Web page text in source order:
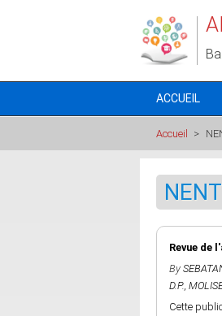
ACCUEIL
Accueil >
Revue de
By
D.P.,
Cette